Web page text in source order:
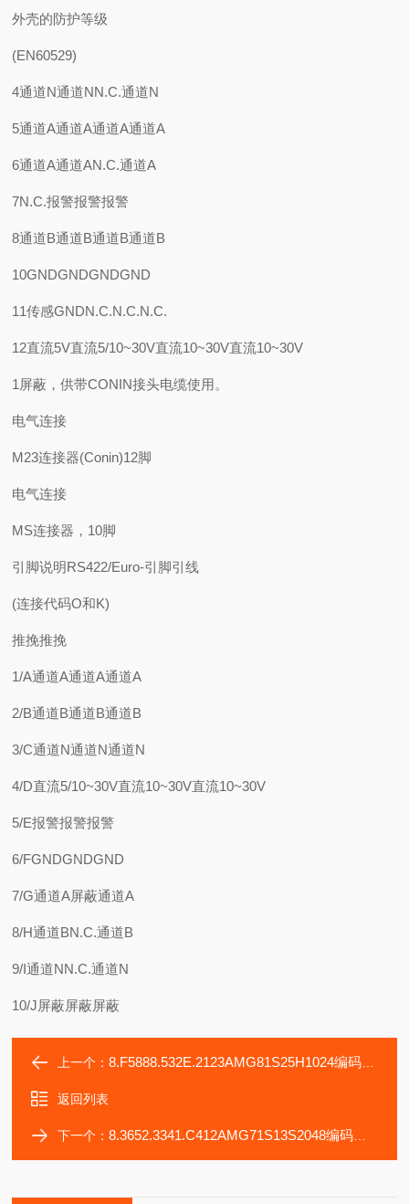
外壳的防护等级
(EN60529)
4通道N通道NN.C.通道N
5通道A通道A通道A通道A
6通道A通道AN.C.通道A
7N.C.报警报警报警
8通道B通道B通道B通道B
10GNDGNDGNDGND
11传感GNDN.C.N.C.N.C.
12直流5V直流5/10~30V直流10~30V直流10~30V
1屏蔽，供带CONIN接头电缆使用。
电气连接
M23连接器(Conin)12脚
电气连接
MS连接器，10脚
引脚说明RS422/Euro-引脚引线
(连接代码O和K)
推挽推挽
1/A通道A通道A通道A
2/B通道B通道B通道B
3/C通道N通道N通道N
4/D直流5/10~30V直流10~30V直流10~30V
5/E报警报警报警
6/FGNDGNDGND
7/G通道A屏蔽通道A
8/H通道BN.C.通道B
9/I通道NN.C.通道N
10/J屏蔽屏蔽屏蔽
上一个：8.F5888.532E.2123AMG81S25H1024编码器HUBNER
返回列表
下一个：8.3652.3341.C412AMG71S13S2048编码器HUBNER